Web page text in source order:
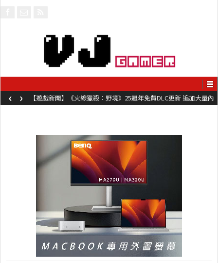
【遊戲新聞】《火線獵殺：野境》25週年免費DLC更新 追加大量內
容同時系舊作限時超平價折扣
‹ ›